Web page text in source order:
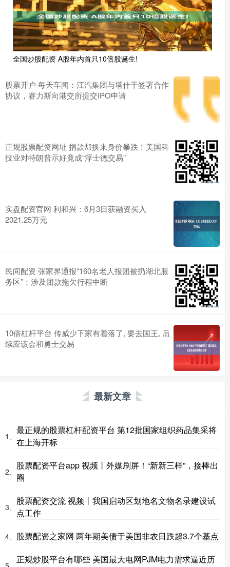
全国炒股配资 A股年内首只10倍股诞生!
股票开户 每天车闻：江汽集团与塔什干签署合作
协议，赛力斯向港交所提交IPO申请
正规股票配资网址 捐款却换来身价暴跌！美国科
技业对特朗普示好竟成“浮士德交易”
实盘配资官网 利和兴：6月3日获融资买入
2021.25万元
民间配资 张家界通报“160名老人报团被扔湖北服
务区”：涉及团款拖欠行程中断
10倍杠杆平台 传威少下家有着落了, 要去国王, 后
续应该会和勇士交易
最新文章
1、
最正规的股票杠杆配资平台 第12批国家组织药品集采将
在上海开标
2、
股票配资平台app 视频丨外媒刷屏！“新新三样”，接棒出
圈
3、
股票配资交流 视频丨我国启动区划地名文物名录建设试
点工作
4、 股票配资之家网 两年期美债于美国非农日跌超3.7个基点
正规炒股平台有哪些 美国最大电网PJM电力需求逼近历